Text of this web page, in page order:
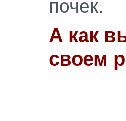
почек.
А как
своем